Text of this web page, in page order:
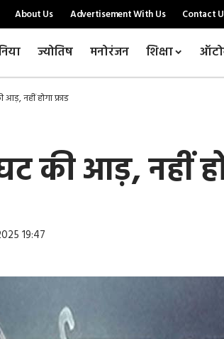
About Us Advertisement With Us Contact
ज्योतिष मनोरंजन शिक्षा
नहीं होगा फ्राड
की आड़, नहीं
19:47